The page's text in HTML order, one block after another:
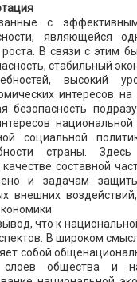
с
являющейся
В связи с этим
стабильный
высокий
интересов
безопасность
социальной
страны. Здесь
составной
и задачам
внешних
что к
В широком
собой
слоев общества и